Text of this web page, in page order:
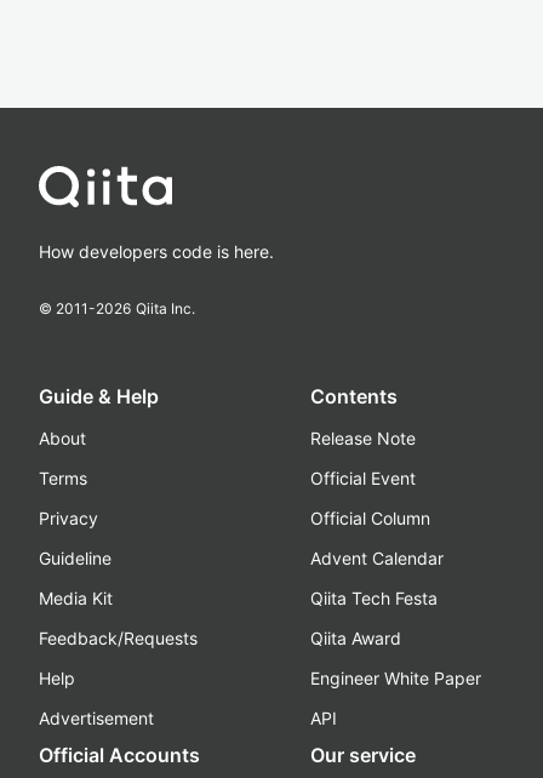
How developers code is here.
© 2011-2026 Qiita Inc.
Guide & Help
About
Terms
Privacy
Guideline
Media Kit
Feedback/Requests
Help
Advertisement
Contents
Release Note
Official Event
Official Column
Advent Calendar
Qiita Tech Festa
Qiita Award
Engineer White Paper
API
Official Accounts Our service